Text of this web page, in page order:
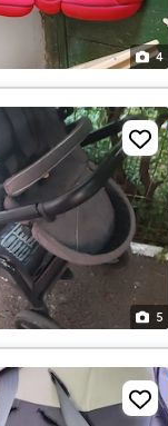
4
5